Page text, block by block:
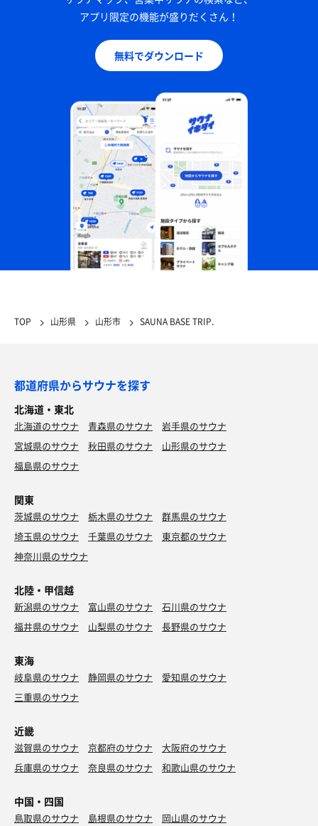
久々にお米食べた！感動した😭
アプリ限定の機能が盛りだくさん！
無料でダウンロード
TOP 山形県 山形市 SAUNA BASE TRIP.
都道府県からサウナを探す
北海道・東北
北海道のサウナ 青森県のサウナ
岩手県のサウナ
宮城県のサウナ
秋田県のサウナ
山形県のサウナ
福島県のサウナ
関東
茨城県のサウナ 栃木県のサウナ
群馬県のサウナ
埼玉県のサウナ
千葉県のサウナ
東京都のサウナ
神奈川県のサウナ
北陸・甲信越
新潟県のサウナ 富山県のサウナ
石川県のサウナ
福井県のサウナ
山梨県のサウナ 長野県のサウナ
東海
岐阜県のサウナ 静岡県のサウナ
愛知県のサウナ
三重県のサウナ
近畿
滋賀県のサウナ 京都府のサウナ
大阪府のサウナ
兵庫県のサウナ
奈良県のサウナ 和歌山県のサウナ
中国・四国
鳥取県のサウナ 島根県のサウナ
岡山県のサウナ